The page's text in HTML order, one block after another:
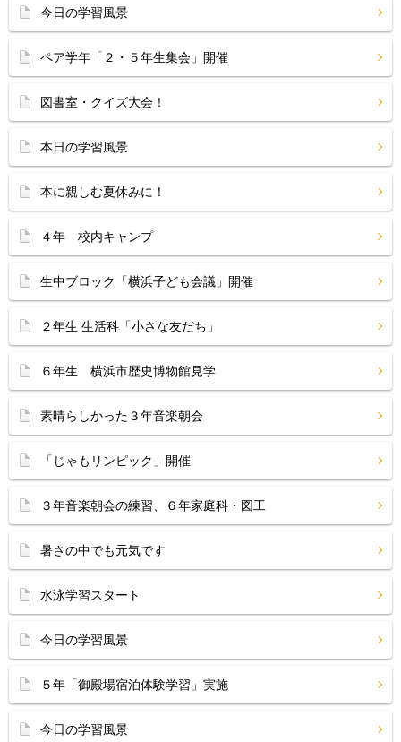
今日の学習風景
ペア学年「２・５年生集会」開催
図書室・クイズ大会！
本日の学習風景
本に親しむ夏休みに！
４年 校内キャンプ
生中ブロック「横浜子ども会議」開催
２年生 生活科「小さな友だち」
６年生 横浜市歴史博物館見学
素晴らしかった３年音楽朝会
「じゃもリンピック」開催
３年音楽朝会の練習、６年家庭科・図工
暑さの中でも元気です
水泳学習スタート
今日の学習風景
５年「御殿場宿泊体験学習」実施
今日の学習風景